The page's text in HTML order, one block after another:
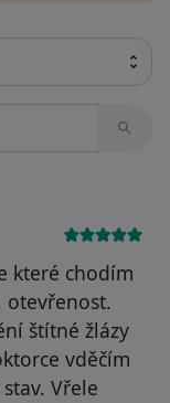
které chodím
otevřenost.
štítné žlázy
vděčím
Vřele